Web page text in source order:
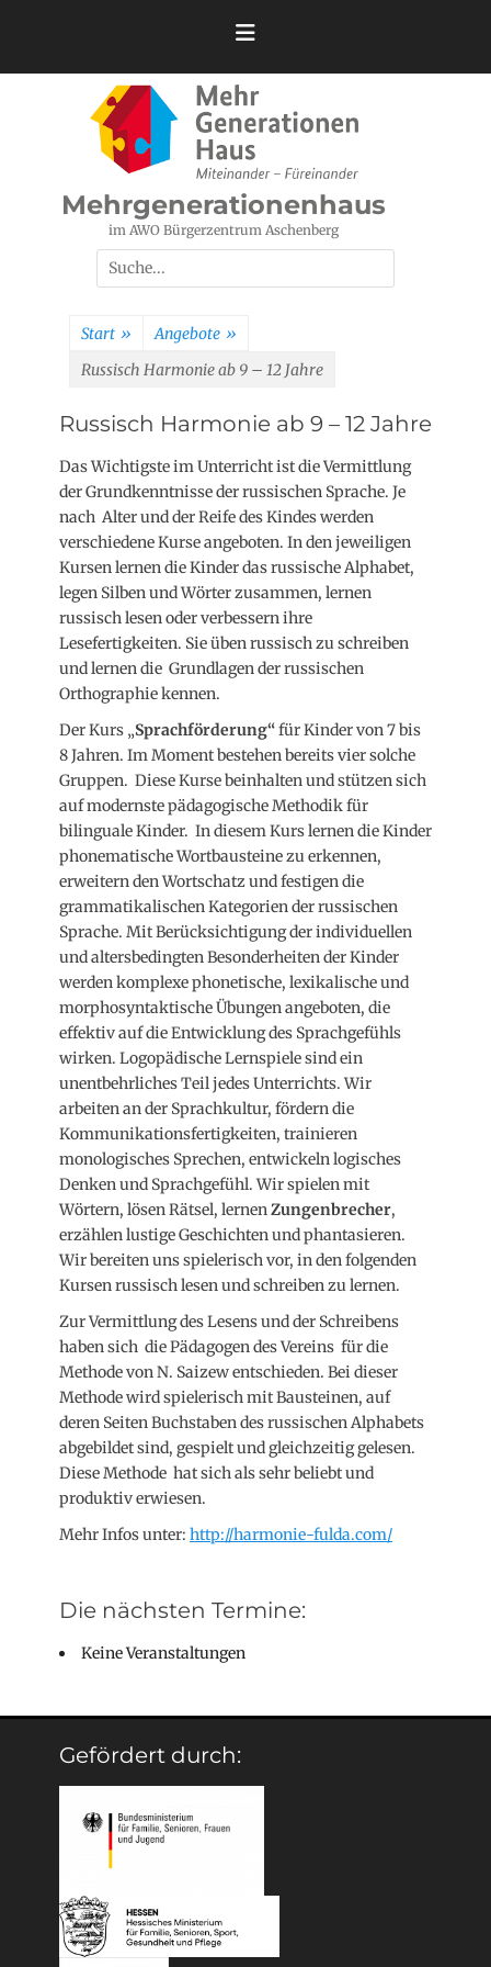
Mehrgenerationenhaus
im AWO Bürgerzentrum Aschenberg
Suchen
nach:
Start » Angebote »
Russisch Harmonie ab 9 – 12 Jahre
Russisch Harmonie ab 9 – 12 Jahre
Das Wichtigste im Unterricht ist die Vermittlung
der Grundkenntnisse der russischen Sprache. Je
nach Alter und der Reife des Kindes werden
verschiedene Kurse angeboten. In den jeweiligen
Kursen lernen die Kinder das russische Alphabet,
legen Silben und Wörter zusammen, lernen
russisch lesen oder verbessern ihre
Lesefertigkeiten. Sie üben russisch zu schreiben
und lernen die Grundlagen der russischen
Orthographie kennen.
Der Kurs „Sprachförderung“für Kinder von 7 bis
8 Jahren. Im Moment bestehen bereits vier solche
Gruppen. Diese Kurse beinhalten und stützen sich
auf modernste pädagogische Methodik für
bilinguale Kinder. In diesem Kurs lernen die Kinder
phonematische Wortbausteine zu erkennen,
erweitern den Wortschatz und festigen die
grammatikalischen Kategorien der russischen
Sprache. Mit Berücksichtigung der individuellen
und altersbedingten Besonderheiten der Kinder
werden komplexe phonetische, lexikalische und
morphosyntaktische Übungen angeboten, die
effektiv auf die Entwicklung des Sprachgefühls
wirken. Logopädische Lernspiele sind ein
unentbehrliches Teil jedes Unterrichts. Wir
arbeiten an der Sprachkultur, fördern die
Kommunikationsfertigkeiten, trainieren
monologisches Sprechen, entwickeln logisches
Denken und Sprachgefühl. Wir spielen mit
Wörtern, lösen Rätsel, lernenZungenbrecher,
erzählen lustige Geschichten und phantasieren.
Wir bereiten uns spielerisch vor, in den folgenden
Kursen russisch lesen und schreiben zu lernen.
Zur Vermittlung des Lesens und der Schreibens
haben sich die Pädagogen des Vereins für die
Methode von N. Saizew entschieden. Bei dieser
Methode wird spielerisch mit Bausteinen, auf
deren Seiten Buchstaben des russischen Alphabets
abgebildet sind, gespielt und gleichzeitig gelesen.
Diese Methode hat sich als sehr beliebt und
produktiv erwiesen.
Mehr Infos unter: http://harmonie-fulda.com/
Die nächsten Termine:
Keine Veranstaltungen
Gefördert durch: